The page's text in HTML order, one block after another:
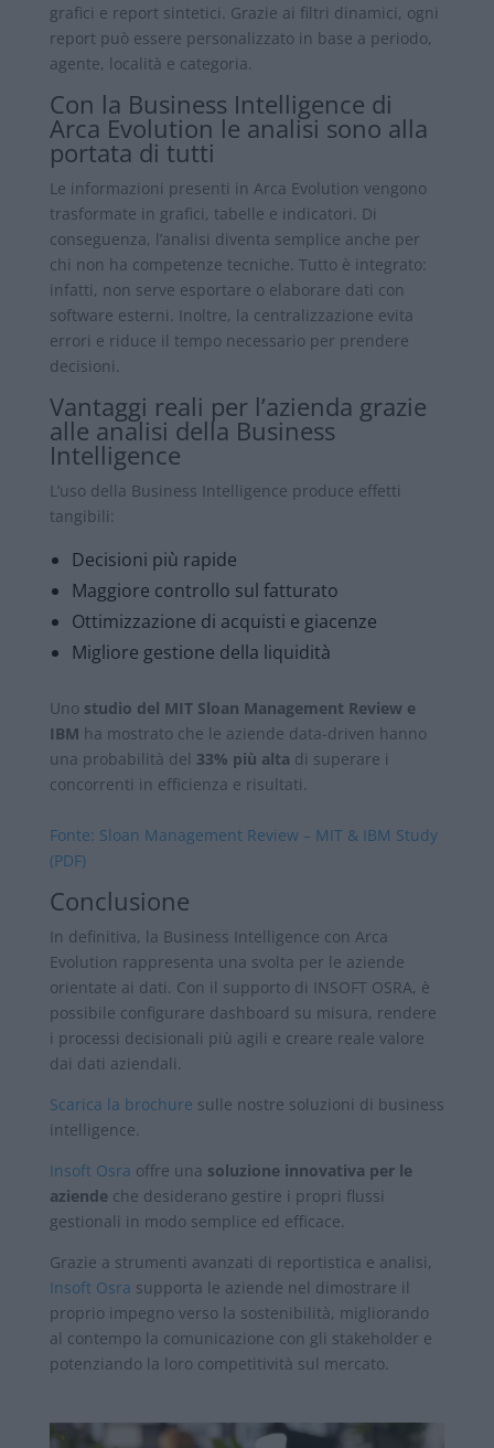
grafici e report sintetici. Grazie ai filtri dinamici, ogni
report può essere personalizzato in base a periodo,
agente, località e categoria.
Con la Business Intelligence di
Arca Evolution le analisi sono alla
portata di tutti
Le informazioni presenti in Arca Evolution vengono
trasformate in grafici, tabelle e indicatori. Di
conseguenza, l’analisi diventa semplice anche per
chi non ha competenze tecniche. Tutto è integrato:
infatti, non serve esportare o elaborare dati con
software esterni. Inoltre, la centralizzazione evita
errori e riduce il tempo necessario per prendere
decisioni.
Vantaggi reali per l’azienda grazie
alle analisi della Business
Intelligence
L’uso della Business Intelligence produce effetti
tangibili:
Decisioni più rapide
Maggiore controllo sul fatturato
Ottimizzazione di acquisti e giacenze
Migliore gestione della liquidità
Uno studio del MIT Sloan Management Review e
IBM ha mostrato che le aziende data-driven hanno
una probabilità del 33% più alta di superare i
concorrenti in efficienza e risultati.
Fonte: Sloan Management Review – MIT & IBM Study
(PDF)
Conclusione
In definitiva, la Business Intelligence con Arca
Evolution rappresenta una svolta per le aziende
orientate ai dati. Con il supporto di INSOFT OSRA, è
possibile configurare dashboard su misura, rendere
i processi decisionali più agili e creare reale valore
dai dati aziendali.
Scarica la brochure sulle nostre soluzioni di business
intelligence.
Insoft Osra offre una soluzione innovativa per le
aziendeche desiderano gestire i propri flussi
gestionali in modo semplice ed efficace.
Grazie a strumenti avanzati di reportistica e analisi,
Insoft Osra supporta le aziende nel dimostrare il
proprio impegno verso la sostenibilità, migliorando
al contempo la comunicazione con gli stakeholder e
potenziando la loro competitività sul mercato.